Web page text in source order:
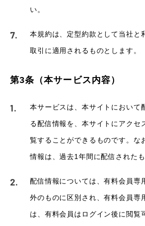
い。
本規約は、定型約款として当社と
取引に適用されるものとします。
第3条（本サービス内容）
本サービスは、本サイトにおいて
る配信情報を、本サイトにアクセ
覧することができるものです。な
情報は、過去1年間に配信されたも
配信情報については、有料会員専
外のものに区別され、有料会員専
は、有料会員はログイン後に閲覧